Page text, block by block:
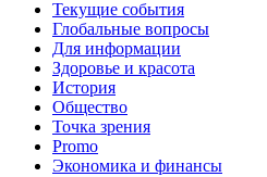
Текущие события
Глобальные вопросы
Для информации
Здоровье и красота
История
Общество
Точка зрения
Promo
Экономика и финансы